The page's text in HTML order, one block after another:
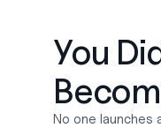
You
No one launches